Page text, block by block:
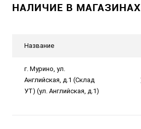
НАЛИЧИЕ В МАГАЗИНАХ
Название
г. Мурино, ул.
Английская, д.1 (Склад
УТ) (ул. Английская, д.1)